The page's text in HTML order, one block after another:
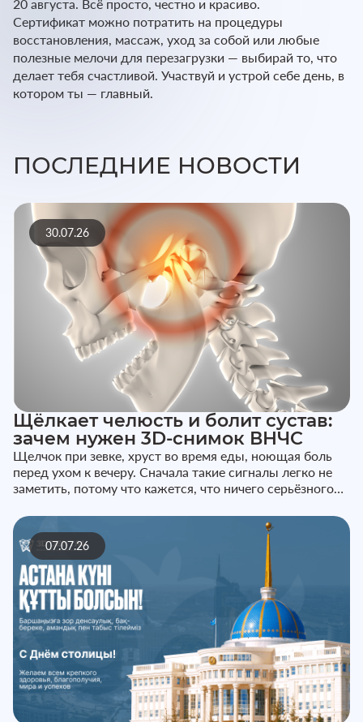
20 августа. Всё просто, честно и красиво.
Сертификат можно потратить на процедуры
восстановления, массаж, уход за собой или любые
полезные мелочи для перезагрузки — выбирай то, что
делает тебя счастливой. Участвуй и устрой себе день, в
котором ты — главный.
ПОСЛЕДНИЕ НОВОСТИ
30.07.26
Щёлкает челюсть и болит сустав:
зачем нужен 3D-снимок ВНЧС
Щелчок при зевке, хруст во время еды, ноющая боль
перед ухом к вечеру. Сначала такие сигналы легко не
заметить, потому что кажется, что ничего серьёзного
07.07.26